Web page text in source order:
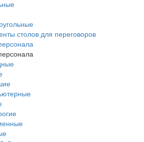
столов для переговоров